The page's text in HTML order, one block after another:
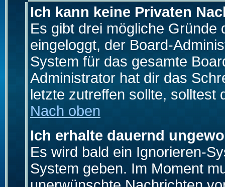
Ich kann keine Privaten
Es gibt drei mögliche Gründe
eingeloggt, der Board-
System für das gesamte
Administrator hat dir das
letzte zutreffen sollte, solltest
Nach oben
Ich erhalte dauernd
Es wird bald ein Ignorieren-
System geben. Im Moment